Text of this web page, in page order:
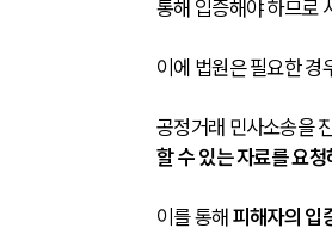
통해 입증해야 하므로
이에 법원은 필요한 경
공정거래 민사소송을
할 수 있는 자료를 요청
이를 통해 피해자의 입